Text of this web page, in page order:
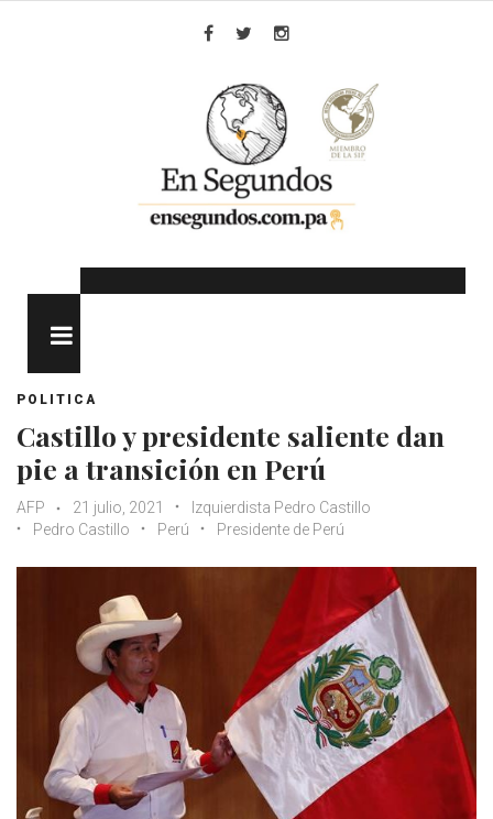
POLITICA
Castillo y presidente saliente dan
pie a transición en Perú
AFP 21 julio, 2021
Izquierdista Pedro Castillo
Pedro Castillo
Perú Presidente de Perú